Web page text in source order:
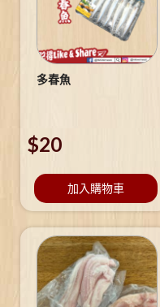
多春魚
$20
加入購物車